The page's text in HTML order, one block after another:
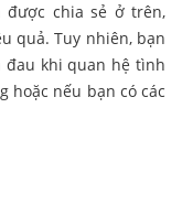
được chia sẻ ở trên,
quả. Tuy nhiên, bạn
đau khi quan hệ tình
hoặc nếu bạn có các